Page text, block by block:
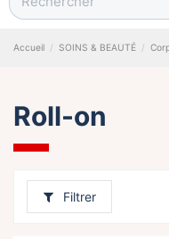
Accueil SOINS & BEAUTÉ
Roll-on
Filtrer